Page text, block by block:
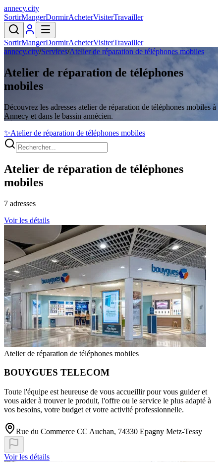
annecy.city
SortirMangerDormirAcheterVisiterTravailler
SortirMangerDormirAcheterVisiterTravailler
annecy.city/Services/Atelier de réparation de téléphones mobiles
Atelier de réparation de téléphones
mobiles
Découvrez les adresses atelier de réparation de téléphones mobiles à
Annecy et dans le bassin annécien.
✨Atelier de réparation de téléphones mobiles
Atelier de réparation de téléphones
mobiles
7 adresses
Voir les détails
Atelier de réparation de téléphones mobiles
BOUYGUES TELECOM
Toute l'équipe est heureuse de vous accueillir pour vous guider et
vous aider à trouver le produit, l'offre ou le service le plus adapté à
vos besoins, votre budget et votre activité professionnelle.
Rue du Commerce CC Auchan, 74330 Epagny Metz-Tessy
Voir les détails